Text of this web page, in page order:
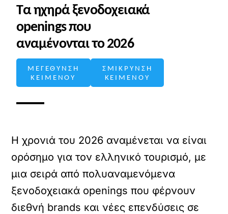
Τα ηχηρά ξενοδοχειακά
openings που
αναμένονται το 2026
ΜΕΓΕΘΥΝΣΗ
ΚΕΙΜΕΝΟΥ
ΣΜΙΚΡΥΝΣΗ
ΚΕΙΜΕΝΟΥ
Η χρονιά του 2026 αναμένεται να είναι
ορόσημο για τον ελληνικό τουρισμό, με
μια σειρά από πολυαναμενόμενα
ξενοδοχειακά openings που φέρνουν
διεθνή brands και νέες επενδύσεις σε